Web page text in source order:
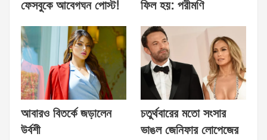
ফেসবুকে আবেগঘন পোস্ট!
ফিল হয়: পরীমণি
আবারও বিতর্কে জড়ালেন
উর্বশী
চতুর্থবারের মতো সংসার
ভাঙল জেনিফার লোপেজের